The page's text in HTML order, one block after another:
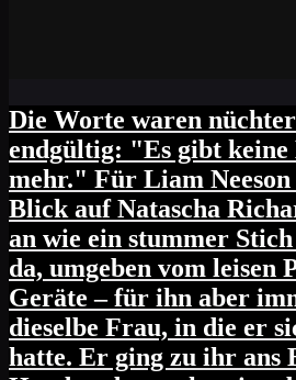
Die Worte waren
endgültig: "Es gibt
mehr." Für Liam
Blick auf Natascha
an wie ein stummer
da, umgeben vom leisen
Geräte – für ihn aber
dieselbe Frau, in die er
hatte. Er ging zu ihr ans